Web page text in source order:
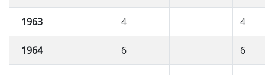
1963 4 4
1964 6 6